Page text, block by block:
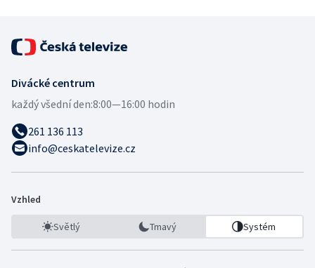
Divácké centrum
každý všední den:8:00—16:00 hodin
261 136 113
info@ceskatelevize.cz
Vzhled
Světlý Tmavý Systém